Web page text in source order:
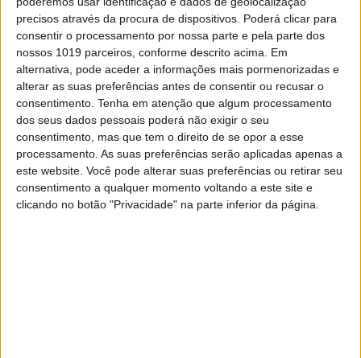
precisos através da procura de dispositivos. Poderá clicar para
consentir o processamento por nossa parte e pela parte dos
nossos 1019 parceiros, conforme descrito acima. Em
alternativa, pode aceder a informações mais pormenorizadas e
alterar as suas preferências antes de consentir ou recusar o
consentimento. Tenha em atenção que algum processamento
dos seus dados pessoais poderá não exigir o seu
consentimento, mas que tem o direito de se opor a esse
processamento. As suas preferências serão aplicadas apenas a
este website. Você pode alterar suas preferências ou retirar seu
consentimento a qualquer momento voltando a este site e
clicando no botão "Privacidade" na parte inferior da página.
OPINIÃO
Ceuta e os idiotas úteis do
trumpismo na Europa